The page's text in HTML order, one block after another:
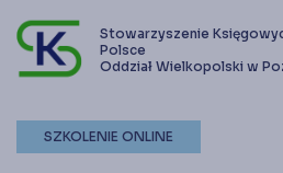
Stowarzyszenie
Polsce
Oddział Wielkopolski w
Terminy
SZKOLENIE ONLINE